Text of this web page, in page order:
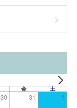
金 土
30 31 1